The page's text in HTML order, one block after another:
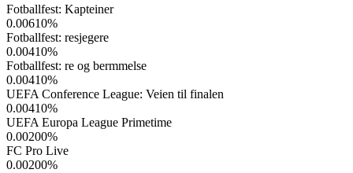
Fotballfest: Kapteiner
0.00610%
Fotballfest: resjegere
0.00410%
Fotballfest: re og bermmelse
0.00410%
UEFA Conference League: Veien til finalen
0.00410%
UEFA Europa League Primetime
0.00200%
FC Pro Live
0.00200%